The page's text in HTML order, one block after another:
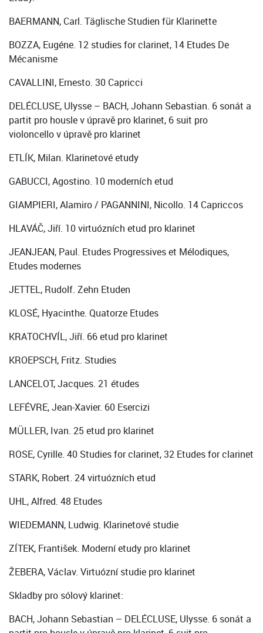
BAERMANN, Carl. Täglische Studien für Klarinette
BOZZA, Eugéne. 12 studies for clarinet, 14 Etudes De
Mécanisme
CAVALLINI, Ernesto. 30 Capricci
DELÉCLUSE, Ulysse – BACH, Johann Sebastian. 6 sonát a
partit pro housle v úpravě pro klarinet, 6 suit pro
violoncello v úpravě pro klarinet
ETLÍK, Milan. Klarinetové etudy
GABUCCI, Agostino. 10 moderních etud
GIAMPIERI, Alamiro / PAGANNINI, Nicollo. 14 Capriccos
HLAVÁČ, Jiří. 10 virtuózních etud pro klarinet
JEANJEAN, Paul. Etudes Progressives et Mélodiques,
Etudes modernes
JETTEL, Rudolf. Zehn Etuden
KLOSÉ, Hyacinthe. Quatorze Etudes
KRATOCHVÍL, Jiří. 66 etud pro klarinet
KROEPSCH, Fritz. Studies
LANCELOT, Jacques. 21 études
LEFÉVRE, Jean-Xavier. 60 Esercizi
MÜLLER, Ivan. 25 etud pro klarinet
ROSE, Cyrille. 40 Studies for clarinet, 32 Etudes for clarinet
STARK, Robert. 24 virtuózních etud
UHL, Alfred. 48 Etudes
WIEDEMANN, Ludwig. Klarinetové studie
ZÍTEK, František. Moderní etudy pro klarinet
ŽEBERA, Václav. Virtuózní studie pro klarinet
Skladby pro sólový klarinet:
BACH, Johann Sebastian – DELÉCLUSE, Ulysse. 6 sonát a